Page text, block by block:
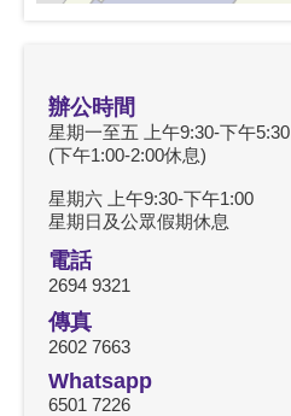
辦公時間
星期一至五 上午9:30-下午5:30
(下午1:00-2:00休息)
星期六 上午9:30-下午1:00
星期日及公眾假期休息
電話
2694 9321
傳真
2602 7663
Whatsapp
6501 7226